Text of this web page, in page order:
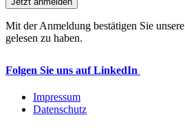
Mit der Anmeldung bestätigen Sie unsere
gelesen zu haben.
Folgen Sie uns auf LinkedIn
Impressum
Datenschutz